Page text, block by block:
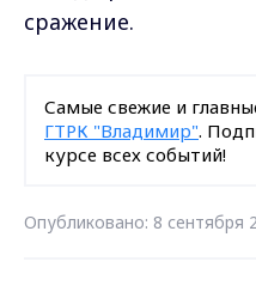
сражение.
Самые свежие и
ГТРК "Владимир".
курсе всех событий!
Опубликовано: 8 сентября